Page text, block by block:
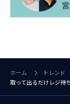
ホーム トレンド
取って出るだけレジ待